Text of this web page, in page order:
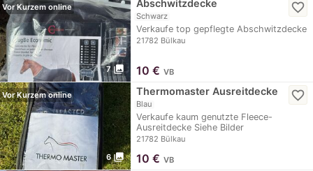
7 photo_library
Vor Kurzem online Abschwitzdecke
Schwarz
Verkaufe top gepflegte Abschwitzdecke
21782 Bülkau
favorite_border
10 € VB
6 photo_library
Vor Kurzem online Thermomaster Ausreitdecke
Blau
Verkaufe kaum genutzte Fleece-
Ausreitdecke Siehe Bilder
21782 Bülkau
favorite_border
10 € VB